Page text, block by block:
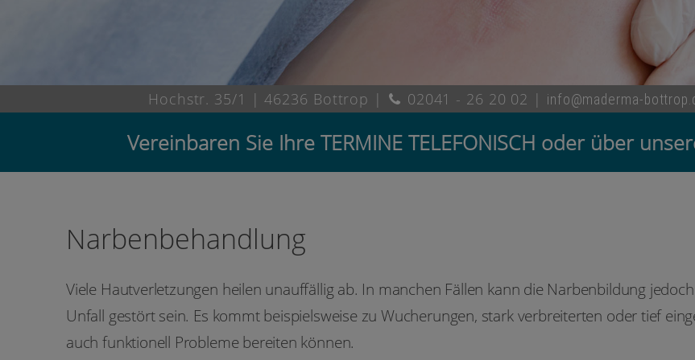
Hochstr. 35/1 | 46236 Bottrop | 02041 - 26 20 02 | info@maderma-
Vereinbaren Sie Ihre TERMINE TELEFONISCH oder über
Narbenbehandlung
Viele Hautverletzungen heilen unauffällig ab. In manchen Fällen kann die Narbenbildung
Unfall gestört sein. Es kommt beispielsweise zu Wucherungen, stark verbreiterten oder tief
auch funktionell Probleme bereiten können.